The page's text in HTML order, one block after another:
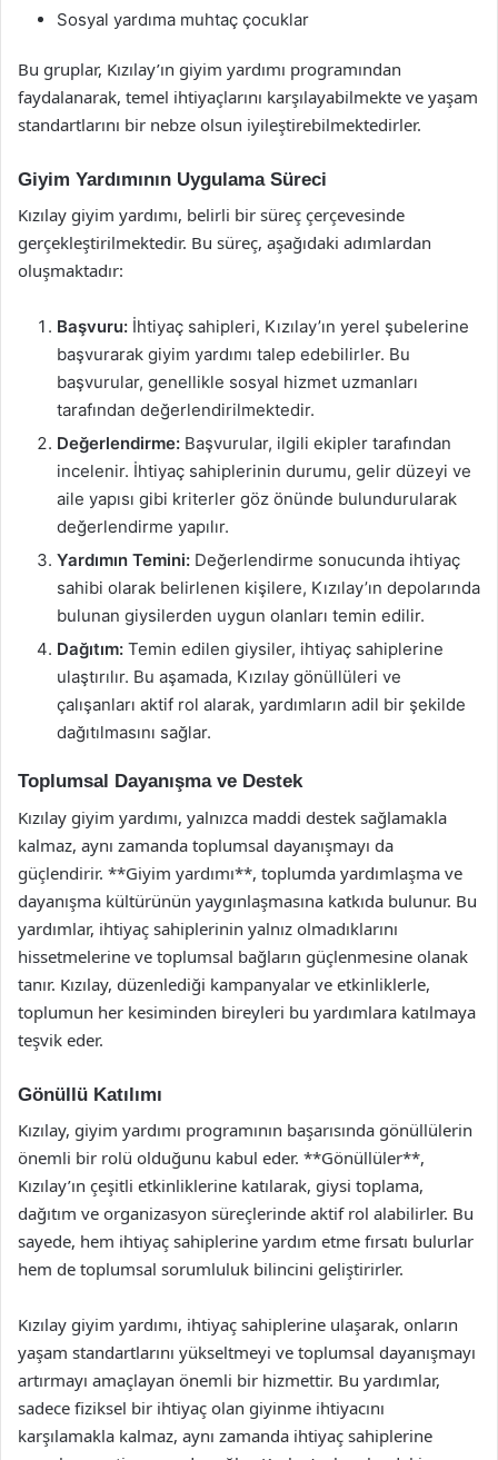
Sosyal yardıma muhtaç çocuklar
Bu gruplar, Kızılay’ın giyim yardımı programından
faydalanarak, temel ihtiyaçlarını karşılayabilmekte ve yaşam
standartlarını bir nebze olsun iyileştirebilmektedirler.
Giyim Yardımının Uygulama Süreci
Kızılay giyim yardımı, belirli bir süreç çerçevesinde
gerçekleştirilmektedir. Bu süreç, aşağıdaki adımlardan
oluşmaktadır:
Başvuru: İhtiyaç sahipleri, Kızılay’ın yerel şubelerine
başvurarak giyim yardımı talep edebilirler. Bu
başvurular, genellikle sosyal hizmet uzmanları
tarafından değerlendirilmektedir.
Değerlendirme: Başvurular, ilgili ekipler tarafından
incelenir. İhtiyaç sahiplerinin durumu, gelir düzeyi ve
aile yapısı gibi kriterler göz önünde bulundurularak
değerlendirme yapılır.
Yardımın Temini: Değerlendirme sonucunda ihtiyaç
sahibi olarak belirlenen kişilere, Kızılay’ın depolarında
bulunan giysilerden uygun olanları temin edilir.
Dağıtım: Temin edilen giysiler, ihtiyaç sahiplerine
ulaştırılır. Bu aşamada, Kızılay gönüllüleri ve
çalışanları aktif rol alarak, yardımların adil bir şekilde
dağıtılmasını sağlar.
Toplumsal Dayanışma ve Destek
Kızılay giyim yardımı, yalnızca maddi destek sağlamakla
kalmaz, aynı zamanda toplumsal dayanışmayı da
güçlendirir. **Giyim yardımı**, toplumda yardımlaşma ve
dayanışma kültürünün yaygınlaşmasına katkıda bulunur. Bu
yardımlar, ihtiyaç sahiplerinin yalnız olmadıklarını
hissetmelerine ve toplumsal bağların güçlenmesine olanak
tanır. Kızılay, düzenlediği kampanyalar ve etkinliklerle,
toplumun her kesiminden bireyleri bu yardımlara katılmaya
teşvik eder.
Gönüllü Katılımı
Kızılay, giyim yardımı programının başarısında gönüllülerin
önemli bir rolü olduğunu kabul eder. **Gönüllüler**,
Kızılay’ın çeşitli etkinliklerine katılarak, giysi toplama,
dağıtım ve organizasyon süreçlerinde aktif rol alabilirler. Bu
sayede, hem ihtiyaç sahiplerine yardım etme fırsatı bulurlar
hem de toplumsal sorumluluk bilincini geliştirirler.
Kızılay giyim yardımı, ihtiyaç sahiplerine ulaşarak, onların
yaşam standartlarını yükseltmeyi ve toplumsal dayanışmayı
artırmayı amaçlayan önemli bir hizmettir. Bu yardımlar,
sadece fiziksel bir ihtiyaç olan giyinme ihtiyacını
karşılamakla kalmaz, aynı zamanda ihtiyaç sahiplerine